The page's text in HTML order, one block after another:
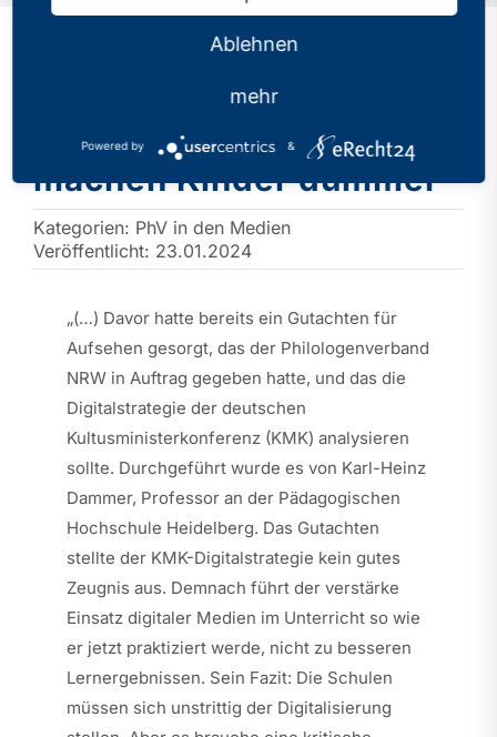
Schul-Debatte in NRW –
„Tablets im Unterricht
machen Kinder dümmer“
Kategorien: PhV in den Medien
Veröffentlicht: 23.01.2024
„(…) Davor hatte bereits ein Gutachten für
Aufsehen gesorgt, das der Philologenverband
NRW in Auftrag gegeben hatte, und das die
Digitalstrategie der deutschen
Kultusministerkonferenz (KMK) analysieren
sollte. Durchgeführt wurde es von Karl-Heinz
Dammer, Professor an der Pädagogischen
Hochschule Heidelberg. Das Gutachten
stellte der KMK-Digitalstrategie kein gutes
Zeugnis aus. Demnach führt der verstärke
Einsatz digitaler Medien im Unterricht so wie
er jetzt praktiziert werde, nicht zu besseren
Lernergebnissen. Sein Fazit: Die Schulen
müssen sich unstrittig der Digitalisierung
Ablehnen
mehr
Powered by &